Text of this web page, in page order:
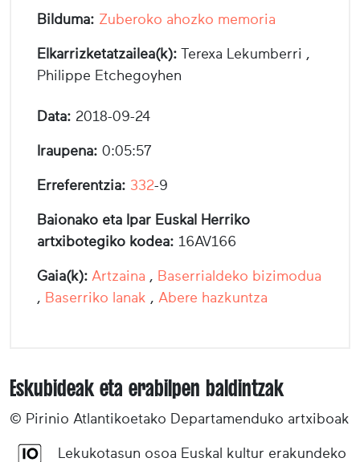
Bilduma: Zuberoko ahozko memoria
Elkarrizketatzailea(k): Terexa Lekumberri ,
Philippe Etchegoyhen
Data: 2018-09-24
Iraupena: 0:05:57
Erreferentzia: 332-9
Baionako eta Ipar Euskal Herriko
artxibotegiko kodea: 16AV166
Gaia(k): Artzaina , Baserrialdeko bizimodua
, Baserriko lanak , Abere hazkuntza
Eskubideak eta erabilpen baldintzak
© Pirinio Atlantikoetako Departamenduko artxiboak
Lekukotasun osoa Euskal kultur erakundeko